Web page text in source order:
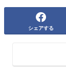
ました。つかず
隣席と仕切る
シェアする